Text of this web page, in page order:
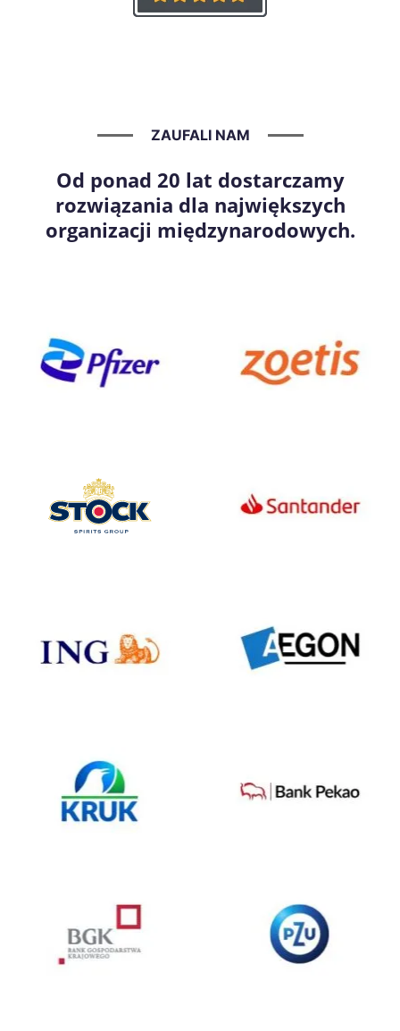
ZAUFALI NAM
Od ponad 20 lat dostarczamy
rozwiązania dla największych
organizacji międzynarodowych.